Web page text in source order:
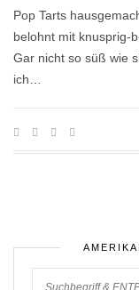
Pop Tarts
belohnt mit knusprig-
Gar nicht so süß wie
ich…